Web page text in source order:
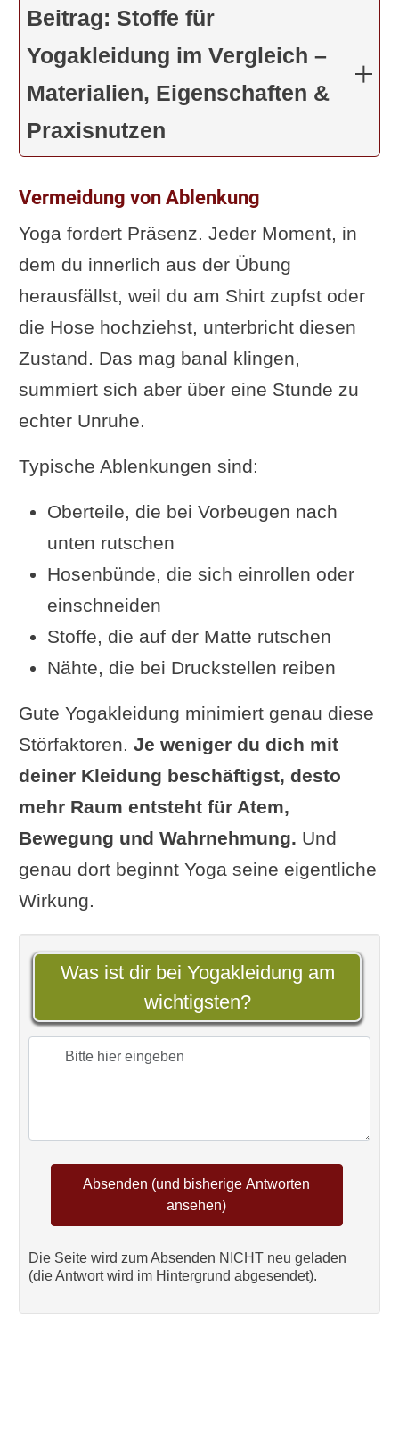
Beitrag: Stoffe für
Yogakleidung im Vergleich –
Materialien, Eigenschaften &
Praxisnutzen
Vermeidung von Ablenkung
Yoga fordert Präsenz. Jeder Moment, in
dem du innerlich aus der Übung
herausfällst, weil du am Shirt zupfst oder
die Hose hochziehst, unterbricht diesen
Zustand. Das mag banal klingen,
summiert sich aber über eine Stunde zu
echter Unruhe.
Typische Ablenkungen sind:
Oberteile, die bei Vorbeugen nach
unten rutschen
Hosenbünde, die sich einrollen oder
einschneiden
Stoffe, die auf der Matte rutschen
Nähte, die bei Druckstellen reiben
Gute Yogakleidung minimiert genau diese
Störfaktoren. Je weniger du dich mit
deiner Kleidung beschäftigst, desto
mehr Raum entsteht für Atem,
Bewegung und Wahrnehmung. Und
genau dort beginnt Yoga seine eigentliche
Wirkung.
Was ist dir bei Yogakleidung am
wichtigsten?
Die Seite wird zum Absenden NICHT neu geladen
(die Antwort wird im Hintergrund abgesendet).